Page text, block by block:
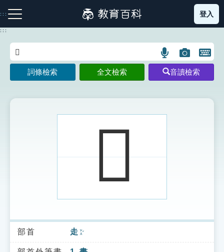
到
主
:::
注音索引圖示 筆畫索引圖示 部首索引表圖示
索引選單
登入
:::
語
言
搜
示
圖
片
搜
開
鍵
圖
詞條檢索 全文檢索 音讀檢索
𧺇
部首 走 ㄗㄡˇ